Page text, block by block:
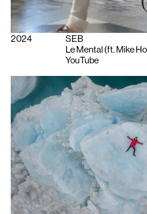
2024
SEB
Le Mental (ft. Mike
YouTube